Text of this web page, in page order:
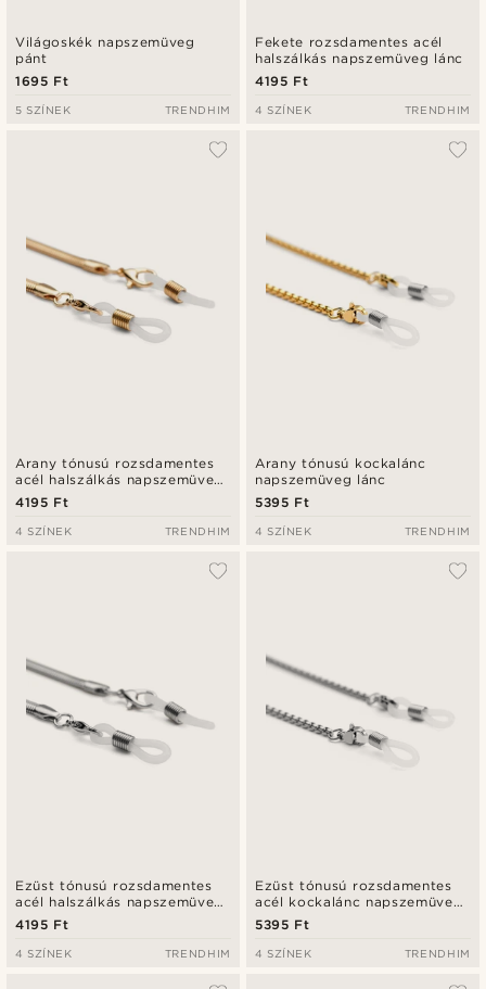
Világoskék napszemüveg
pánt
1695 Ft
5 SZÍNEK TRENDHIM
Fekete rozsdamentes acél
halszálkás napszemüveg lánc
4195 Ft
4 SZÍNEK TRENDHIM
Arany tónusú rozsdamentes
acél halszálkás napszemüveg
lánc
4195 Ft
4 SZÍNEK TRENDHIM
Arany tónusú kockalánc
napszemüveg lánc
5395 Ft
4 SZÍNEK TRENDHIM
Ezüst tónusú rozsdamentes
acél halszálkás napszemüveg
lánc
4195 Ft
4 SZÍNEK TRENDHIM
Ezüst tónusú rozsdamentes
acél kockalánc napszemüveg
lánc
5395 Ft
4 SZÍNEK TRENDHIM